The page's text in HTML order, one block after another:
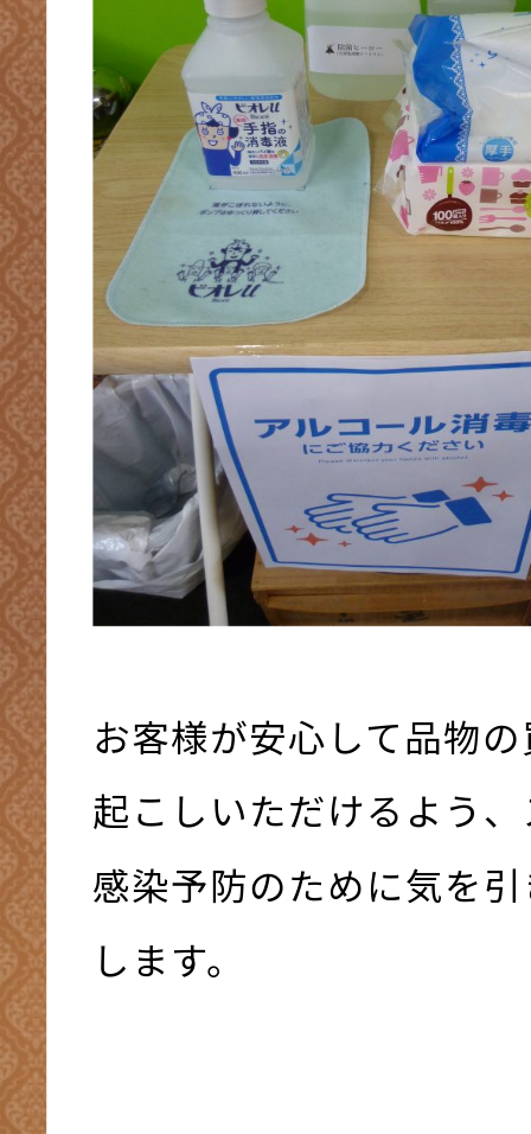
お客様が安心して品物
起こしいただけるよう
感染予防のために気を
します。